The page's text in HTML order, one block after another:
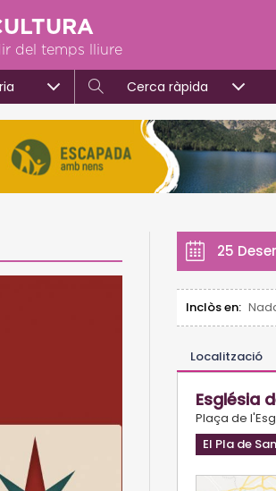
del temps lliure
Cerca ràpida
25
Inclòs en:
Localització
Església
Plaça de
El Pla de